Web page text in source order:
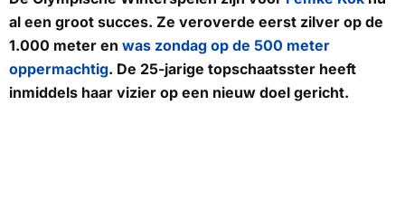
al een groot succes. Ze veroverde eerst zilver op de
1.000 meter en was zondag op de 500 meter
oppermachtig. De 25-jarige topschaatsster heeft
inmiddels haar vizier op een nieuw doel gericht.